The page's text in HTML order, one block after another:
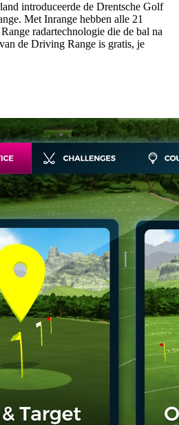
introduceerde de Drentsche Golf
Met Inrange hebben alle 21
radartechnologie die de bal na
de Driving Range is gratis, je